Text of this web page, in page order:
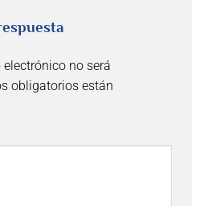
no será
obligatorios están